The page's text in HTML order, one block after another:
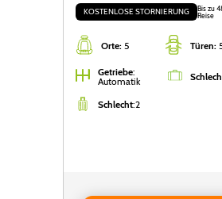
Orte: 5 Türen:
KOSTENLOSE STORNIERUNG
Bis zu
Reise
Getriebe:
Automatik
Schlecht:2